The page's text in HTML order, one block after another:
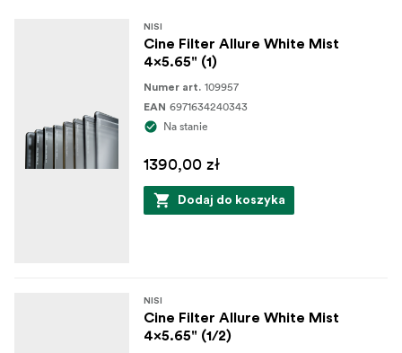
NISI
Cine Filter Allure White Mist
4x5.65" (1)
Numer art. 109957
EAN 6971634240343
Na stanie
1390,00 zł
Dodaj do koszyka
NISI
Cine Filter Allure White Mist
4x5.65" (1/2)